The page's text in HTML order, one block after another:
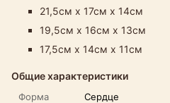
21,5см х 17см х 14см
19,5см х 16см х 13см
17,5см х 14см х 11см
Общие характеристики
Форма Сердце